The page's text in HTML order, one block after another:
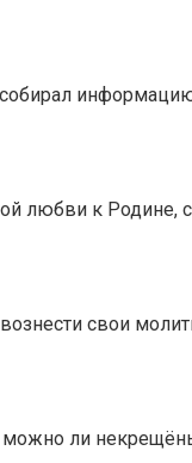
любви к Родине,
свои
можно ли